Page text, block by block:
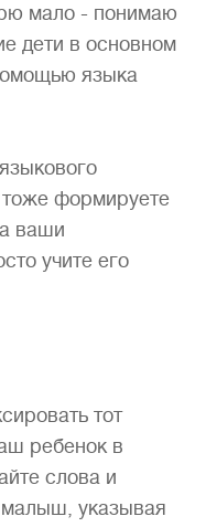
мало - понимаю
дети в основном
языка
тоже формируете
ваши
учите его
тот
ребенок в
слова и
указывая